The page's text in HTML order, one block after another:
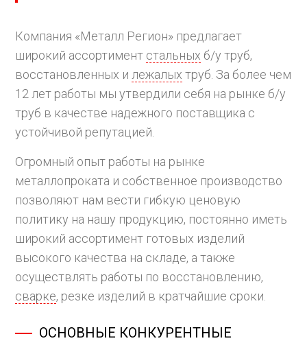
Компания «Металл Регион» предлагает
широкий ассортимент стальных б/у труб,
восстановленных и лежалых труб. За более чем
12 лет работы мы утвердили себя на рынке б/у
труб в качестве надежного поставщика с
устойчивой репутацией.
Огромный опыт работы на рынке
металлопроката и собственное производство
позволяют нам вести гибкую ценовую
политику на нашу продукцию, постоянно иметь
широкий ассортимент готовых изделий
высокого качества на складе, а также
осуществлять работы по восстановлению,
сварке, резке изделий в кратчайшие сроки.
ОСНОВНЫЕ КОНКУРЕНТНЫЕ